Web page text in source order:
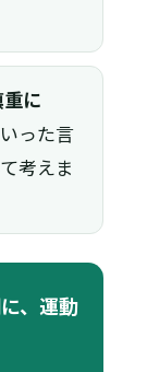
に
った言
考えま
、運動